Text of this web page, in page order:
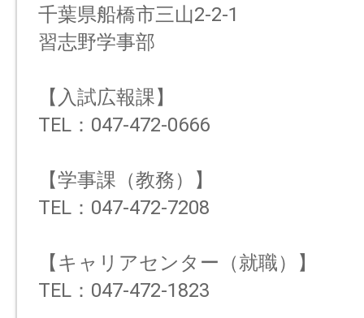
千葉県船橋市三山2-2-1
習志野学事部
【入試広報課】
TEL：047-472-0666
【学事課（教務）】
TEL：047-472-7208
【キャリアセンター（就職）】
TEL：047-472-1823